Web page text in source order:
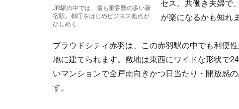
JR駅の中では、最も乗客数の多い新
宿駅。都庁をはじめビジネス拠点が
ひしめく
セス。共働き夫婦で
が楽になるかも知れ
プラウドシティ赤羽は、この赤羽駅の中でも利便
地に建てられます。敷地は東西にワイドな形状で
いマンションで全戸南向きかつ日当たり・開放感
す。